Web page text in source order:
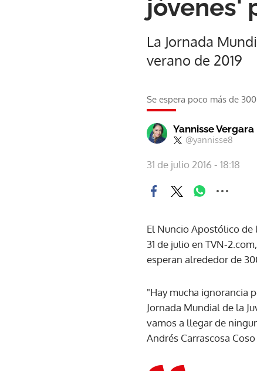
jóvenes'
La Jornada
verano de 2019
Se espera poco más de
Yannisse Vergara
@yannisse8
31 de julio 2016 - 18:18
El Nuncio Apostólico de
31 de julio en TVN-
esperan alrededor de
"Hay mucha ignorancia
Jornada Mundial de la
vamos a llegar de
Andrés Carrascosa Coso